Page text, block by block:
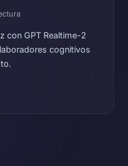
con GPT Realtime-2
cognitivos